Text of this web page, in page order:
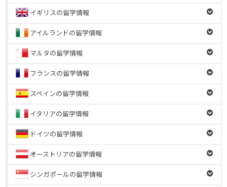
イギリスの留学情報
アイルランドの留学情報
マルタの留学情報
フランスの留学情報
スペインの留学情報
イタリアの留学情報
ドイツの留学情報
オーストリアの留学情報
シンガポールの留学情報